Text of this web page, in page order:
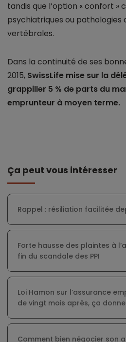
tandis que l’option « confort »
psychiatriques ou pathologies
vertébrales.
Dans la continuité de ses
2015, SwissLife mise sur la
grappiller 5 % de parts du
emprunteur à moyen terme.
Ça peut vous intéresser
Rappel : résiliation facilitée
Forte hausse des plaintes à
fin du scandale des PPI
Loi Hamon sur l’assurance
de vingt mois après, ça
Comment bien négocier son